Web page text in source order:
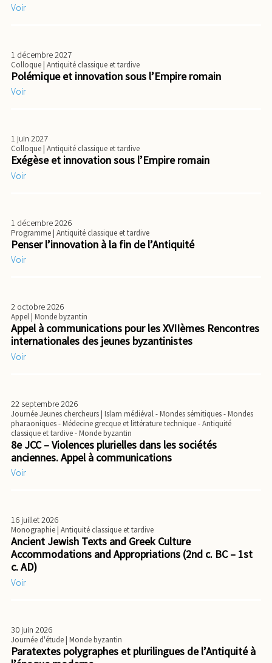
Voir
1 décembre 2027
Colloque| Antiquité classique et tardive
Polémique et innovation sous l’Empire romain
Voir
1 juin 2027
Colloque| Antiquité classique et tardive
Exégèse et innovation sous l’Empire romain
Voir
1 décembre 2026
Programme| Antiquité classique et tardive
Penser l’innovation à la fin de l’Antiquité
Voir
2 octobre 2026
Appel| Monde byzantin
Appel à communications pour les XVIIèmes Rencontres
internationales des jeunes byzantinistes
Voir
22 septembre 2026
Journée Jeunes chercheurs| Islam médiéval - Mondes sémitiques - Mondes
pharaoniques - Médecine grecque et littérature technique - Antiquité
classique et tardive - Monde byzantin
8e JCC – Violences plurielles dans les sociétés
anciennes. Appel à communications
Voir
16 juillet 2026
Monographie| Antiquité classique et tardive
Ancient Jewish Texts and Greek Culture
Accommodations and Appropriations (2nd c. BC – 1st
c. AD)
Voir
30 juin 2026
Journée d'étude| Monde byzantin
Paratextes polygraphes et plurilingues de l’Antiquité à